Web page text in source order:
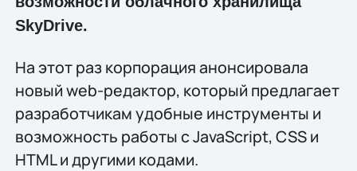
SkyDrive.
На этот раз корпорация анонсировала
новый web-редактор, который предлагает
разработчикам удобные инструменты и
возможность работы с JavaScript, CSS и
HTML и другими кодами.